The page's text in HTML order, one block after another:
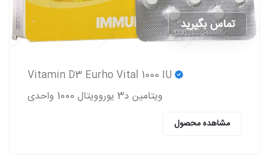
تماس بگیرید
ویتامین د3 یوروویتال 1000 واحدی
مشاهده محصول